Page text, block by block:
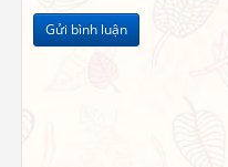
Gửi bình luận